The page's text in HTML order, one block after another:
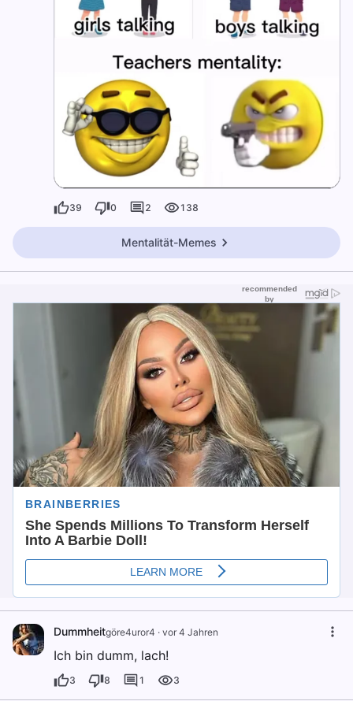
39 0 2 138
Mentalität-Memes
Dummheitgöre4uror4 · vor 4 Jahren
Ich bin dumm, lach!
3 8 1 3